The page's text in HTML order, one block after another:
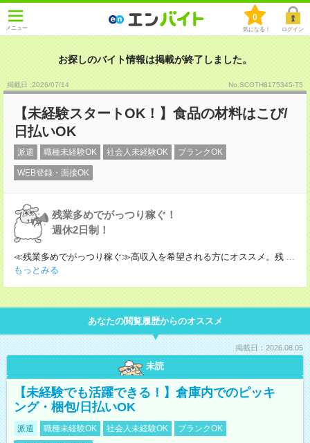
メニュー
0
気になる！ ログイン
お探しのバイト情報は掲載が終了しました。
掲載日 :2026/07/14 No.SCOTH8175345-T5
【未経験スタートOK！】食品の材料はこび/
日払いOK
派遣 職種未経験OK 社会人未経験OK ブランクOK
WEB登録・面接OK
残業多めでがっつり稼ぐ！
週休2日制！
≪残業多めでがっつり稼ぐ≫高収入を希望される方にオススメ。残 ...
もっとみる
あなたの閲覧履歴からのオススメ
掲載日：2026.08.05
未読
【未経験でも活躍できる！】倉庫内でのピッキ
ング・梱包/日払いOK
派遣 職種未経験OK 社会人未経験OK
ブランクOK